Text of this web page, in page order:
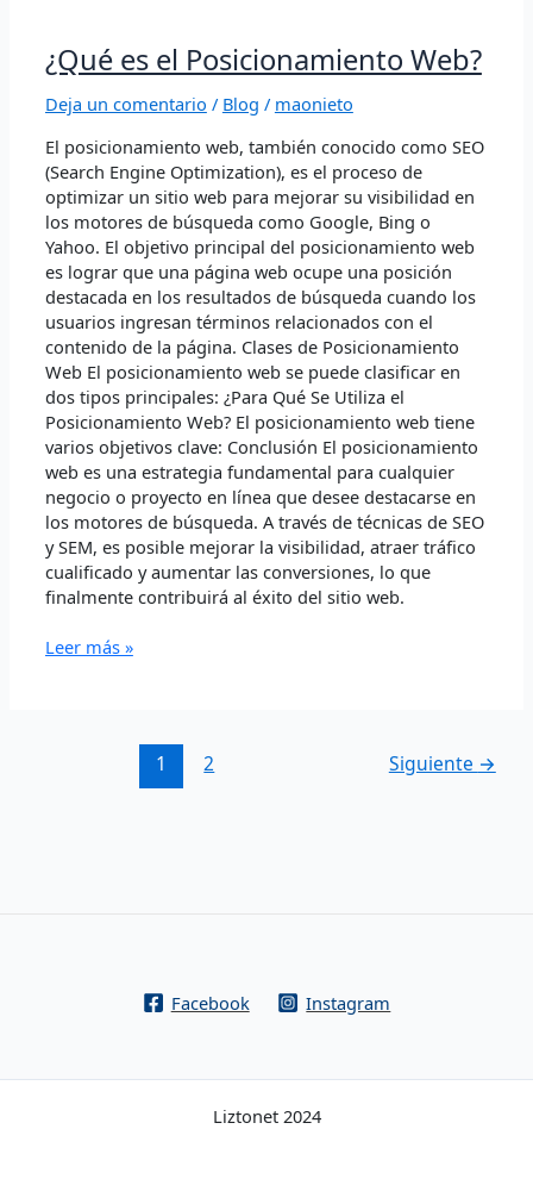
¿Qué es el Posicionamiento Web?
Deja un comentario / Blog / maonieto
El posicionamiento web, también conocido como SEO
(Search Engine Optimization), es el proceso de
optimizar un sitio web para mejorar su visibilidad en
los motores de búsqueda como Google, Bing o
Yahoo. El objetivo principal del posicionamiento web
es lograr que una página web ocupe una posición
destacada en los resultados de búsqueda cuando los
usuarios ingresan términos relacionados con el
contenido de la página. Clases de Posicionamiento
Web El posicionamiento web se puede clasificar en
dos tipos principales: ¿Para Qué Se Utiliza el
Posicionamiento Web? El posicionamiento web tiene
varios objetivos clave: Conclusión El posicionamiento
web es una estrategia fundamental para cualquier
negocio o proyecto en línea que desee destacarse en
los motores de búsqueda. A través de técnicas de SEO
y SEM, es posible mejorar la visibilidad, atraer tráfico
cualificado y aumentar las conversiones, lo que
finalmente contribuirá al éxito del sitio web.
¿Qué
es
el
Web?
Leer más »
1 2 Siguiente →
Facebook Instagram
Liztonet 2024